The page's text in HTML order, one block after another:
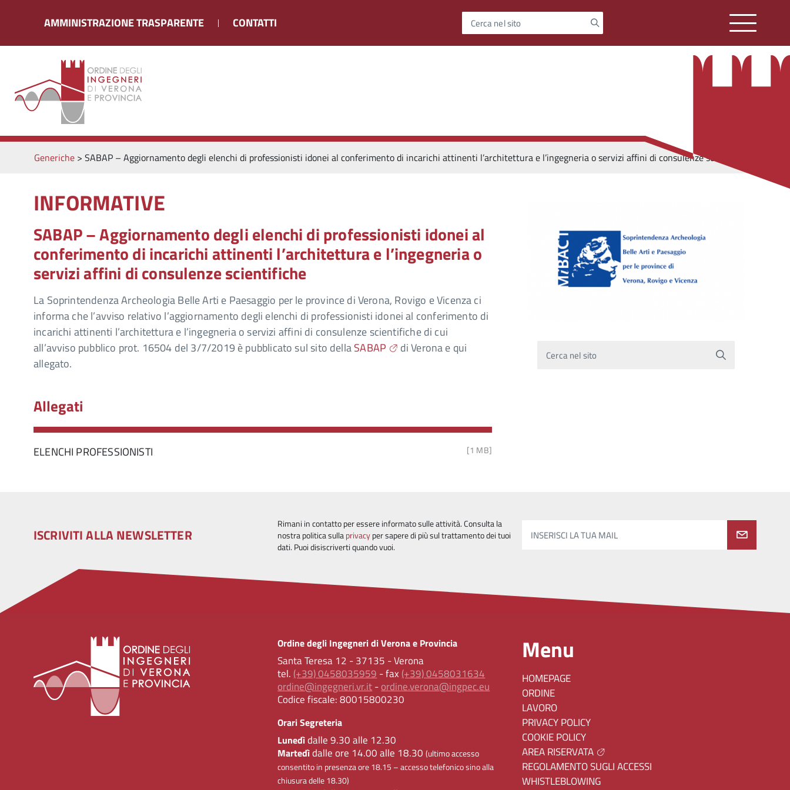
AMMINISTRAZIONE TRASPARENTE CONTATTI Cerca nel sito
Generiche> SABAP – Aggiornamento degli elenchi di professionisti idonei al conferimento di incarichi attinenti l’architettura e l’ingegneria o servizi affini di consulenze scientifiche
INFORMATIVE
SABAP – Aggiornamento degli elenchi di professionisti idonei al
conferimento di incarichi attinenti l’architettura e l’ingegneria o
servizi affini di consulenze scientifiche
La Soprintendenza Archeologia Belle Arti e Paesaggio per le province di Verona, Rovigo e Vicenza ci
informa che l’avviso relativo l’aggiornamento degli elenchi di professionisti idonei al conferimento di
incarichi attinenti l’architettura e l’ingegneria o servizi affini di consulenze scientifiche di cui
all’avviso pubblico prot. 16504 del 3/7/2019 è pubblicato sul sito dellaSABAP
di Verona e qui
allegato.
Allegati
ELENCHI PROFESSIONISTI [1 MB]
Cerca nel sito
ISCRIVITI ALLA NEWSLETTER
Rimani in contatto per essere informato sulle attività. Consulta la
nostra politica sullaprivacyper sapere di più sul trattamento dei tuoi
dati. Puoi disiscriverti quando vuoi.
INSERISCI LA TUA MAIL
Ordine degli Ingegneri di Verona e Provincia
Santa Teresa 12 - 37135 - Verona
tel. (+39) 0458035959 - fax (+39) 0458031634
ordine@ingegneri.vr.it-ordine.verona@ingpec.eu
Codice fiscale:80015800230
Orari Segreteria
Lunedìdalle 9.30 alle 12.30
Martedìdalle ore 14.00 alle 18.30(ultimo accesso
consentito in presenza ore 18.15 – accesso telefonico sino alla
chiusura delle 18.30)
Menu
HOMEPAGE
ORDINE
LAVORO
PRIVACY POLICY
COOKIE POLICY
AREA RISERVATA
REGOLAMENTO SUGLI ACCESSI
WHISTLEBLOWING